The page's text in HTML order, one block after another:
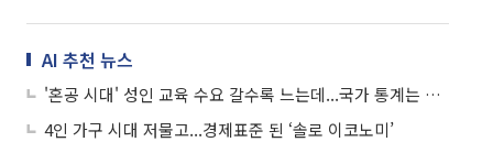
AI 추천 뉴스
'혼공 시대' 성인 교육 수요 갈수록 느는데...국가 통계는 없다
4인 가구 시대 저물고...경제표준 된 ‘솔로 이코노미’